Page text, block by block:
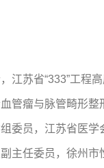
江苏省“333”工程
管瘤与脉管畸形
委员，江苏省医
主任委员，徐州